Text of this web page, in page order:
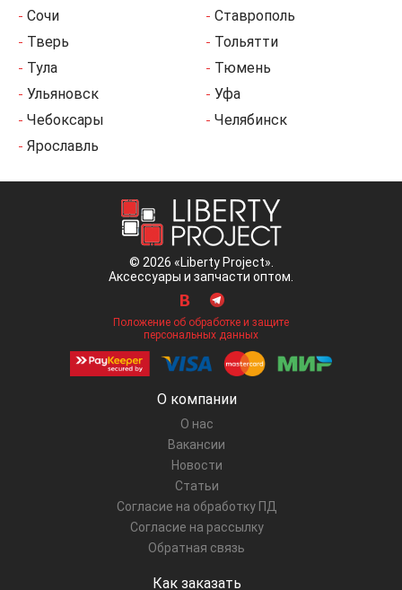
Сочи
Ставрополь
Тверь
Тольятти
Тула
Тюмень
Ульяновск
Уфа
Чебоксары
Челябинск
Ярославль
© 2026 «Liberty Project».
Аксессуары и запчасти оптом.
Положение об обработке и защите
персональных данных
О компании
О нас
Вакансии
Новости
Статьи
Согласие на обработку ПД
Согласие на рассылку
Обратная связь
Как заказать